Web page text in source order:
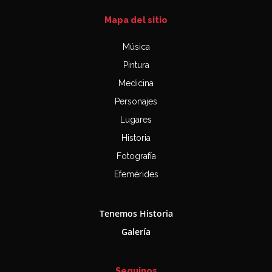
Mapa del sitio
Música
Pintura
Medicina
Personajes
Lugares
Historia
Fotografía
Efemérides
Tenemos Historia
Galería